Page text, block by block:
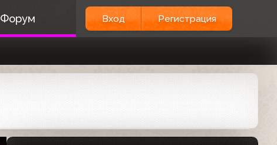
Форум Вход Регистрация
00:07
Рекламная заставка (РТР, 2001)
Вариант 1
Рекламная заставка (РТР, 2002)
Рекламная заставка (РТР, 2002)